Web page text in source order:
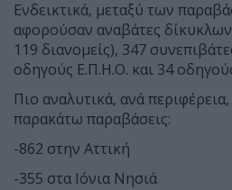
Ενδεικτικά, μεταξύ των
αφορούσαν αναβάτες
119 διανομείς), 347
οδηγούς Ε.Π.Η.Ο. και 34
Πιο αναλυτικά, ανά
παρακάτω παραβάσεις:
-862 στην Αττική
-355 στα Ιόνια Νησιά